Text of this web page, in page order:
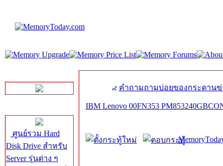
ศูนย์รวม Hard
Disk Drive สำหรับ
Server รุ่นต่าง ๆ
คำถามถามบ่อยของกระดานข่
IBM Lenovo 00FN353